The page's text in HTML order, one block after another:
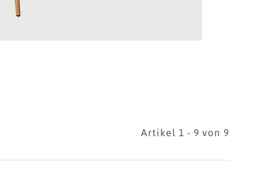
Artikel 1 - 9 von 9